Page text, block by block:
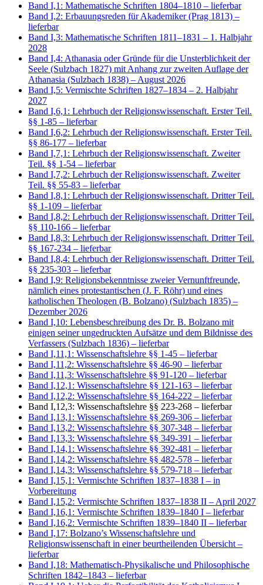
Band I,1: Mathematische Schriften 1804–1810 – lieferbar
Band I,2: Erbauungsreden für Akademiker (Prag 1813) –
lieferbar
Band I,3: Mathematische Schriften 1811–1831 – 1. Halbjahr
2028
Band I,4: Athanasia oder Gründe für die Unsterblichkeit der
Seele (Sulzbach 1827) mit Anhang zur zweiten Auflage der
Athanasia (Sulzbach 1838) – August 2026
Band I,5: Vermischte Schriften 1827–1834 – 2. Halbjahr
2027
Band I,6,1: Lehrbuch der Religionswissenschaft. Erster Teil.
§§ 1-85 – lieferbar
Band I,6,2: Lehrbuch der Religionswissenschaft. Erster Teil.
§§ 86-177 – lieferbar
Band I,7,1: Lehrbuch der Religionswissenschaft. Zweiter
Teil. §§ 1-54 – lieferbar
Band I,7,2: Lehrbuch der Religionswissenschaft. Zweiter
Teil. §§ 55-83 – lieferbar
Band I,8,1: Lehrbuch der Religionswissenschaft. Dritter Teil.
§§ 1-109 – lieferbar
Band I,8,2: Lehrbuch der Religionswissenschaft. Dritter Teil.
§§ 110-166 – lieferbar
Band I,8,3: Lehrbuch der Religionswissenschaft. Dritter Teil.
§§ 167-234 – lieferbar
Band I,8,4: Lehrbuch der Religionswissenschaft. Dritter Teil.
§§ 235-303 – lieferbar
Band I,9: Religionsbekenntnisse zweier Vernunftfreunde,
nämlich eines protestantischen (J. F. Röhr) und eines
katholischen Theologen (B. Bolzano) (Sulzbach 1835) –
Dezember 2026
Band I,10: Lebensbeschreibung des Dr. B. Bolzano mit
einigen seiner ungedruckten Aufsätze und dem Bildnisse des
Verfassers (Sulzbach 1836) – lieferbar
Band I,11,1: Wissenschaftslehre §§ 1-45 – lieferbar
Band I,11,2: Wissenschaftslehre §§ 46-90 – lieferbar
Band I,11,3: Wissenschaftslehre §§ 91-120 – lieferbar
Band I,12,1: Wissenschaftslehre §§ 121-163 – lieferbar
Band I,12,2: Wissenschaftslehre §§ 164-222 – lieferbar
Band I,12,3: Wissenschaftslehre §§ 223-268 – lieferbar
Band I,13,1: Wissenschaftslehre §§ 269-306 – lieferbar
Band I,13,2: Wissenschaftslehre §§ 307-348 – lieferbar
Band I,13,3: Wissenschaftslehre §§ 349-391 – lieferbar
Band I,14,1: Wissenschaftslehre §§ 392-481 – lieferbar
Band I,14,2: Wissenschaftslehre §§ 482-578 – lieferbar
Band I,14,3: Wissenschaftslehre §§ 579-718 – lieferbar
Band I,15,1: Vermischte Schriften 1837–1838 I – in
Vorbereitung
Band I,15,2: Vermischte Schriften 1837–1838 II – April 2027
Band I,16,1: Vermischte Schriften 1839–1840 I – lieferbar
Band I,16,2: Vermischte Schriften 1839–1840 II – lieferbar
Band I,17: Bolzano’s Wissenschaftslehre und
Religionswissenschaft in einer beurtheilenden Übersicht –
lieferbar
Band I,18: Mathematisch-Physikalische und Philosophische
Schriften 1842–1843 – lieferbar